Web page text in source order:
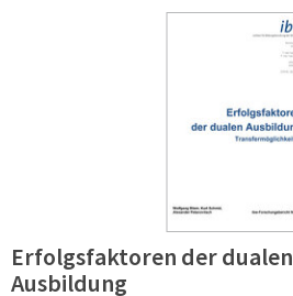
Erfolgsfaktoren der dualen
Ausbildung